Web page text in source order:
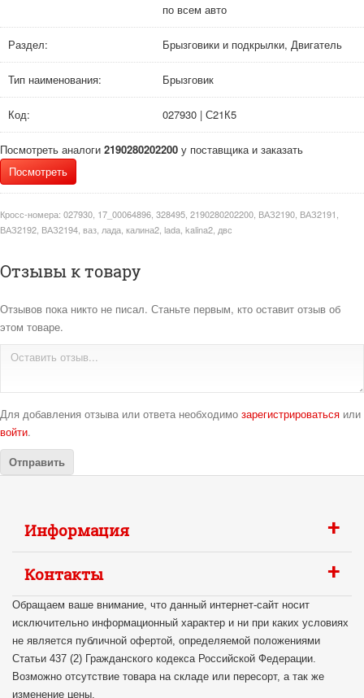
по всем авто
Раздел: Брызговики и подкрылки, Двигатель
Тип наименования: Брызговик
Код: 027930 | С21К5
Посмотреть аналоги 2190280202200 у поставщика и заказать
Посмотреть
Кросс-номера: 027930, 17_00064896, 328495, 2190280202200, ВАЗ2190, ВАЗ2191,
ВАЗ2192, ВАЗ2194, ваз, лада, калина2, lada, kalina2, двс
Отзывы к товару
Отзывов пока никто не писал. Станьте первым, кто оставит отзыв об
этом товаре.
Для добавления отзыва или ответа необходимо зарегистрироваться или
войти.
Информация +
Контакты +
Обращаем ваше внимание, что данный интернет-сайт носит
исключительно информационный характер и ни при каких условиях
не является публичной офертой, определяемой положениями
Статьи 437 (2) Гражданского кодекса Российской Федерации.
Возможно отсутствие товара на складе или пересорт, а так же
изменение цены.